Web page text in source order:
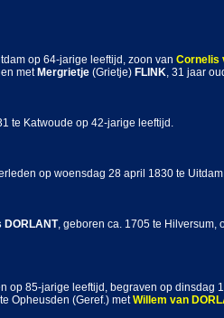
op 64-jarige leeftijd, zoon van Cornelis
met Mergrietje (Grietje) FLINK, 31 jaar
te Katwoude op 42-jarige leeftijd.
op woensdag 28 april 1830 te
DORLANT, geboren ca. 1705 te Hilversum,
op 85-jarige leeftijd, begraven op dinsdag
Opheusden (Geref.) metWillem van